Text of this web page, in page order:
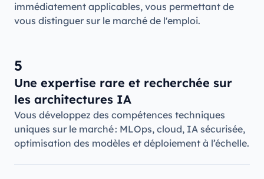
immédiatement applicables, vous permettant de
vous distinguer sur le marché de l'emploi.
5
Une expertise rare et recherchée sur
les architectures IA
Vous développez des compétences techniques
uniques sur le marché : MLOps, cloud, IA sécurisée,
optimisation des modèles et déploiement à l’échelle.